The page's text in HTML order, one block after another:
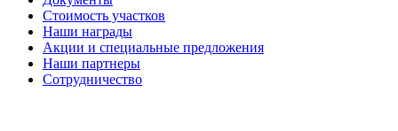
Стоимость участков
Наши награды
Акции и специальные предложения
Наши партнеры
Сотрудничество